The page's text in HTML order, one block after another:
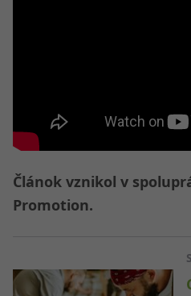
Článok vznikol v
Promotion.